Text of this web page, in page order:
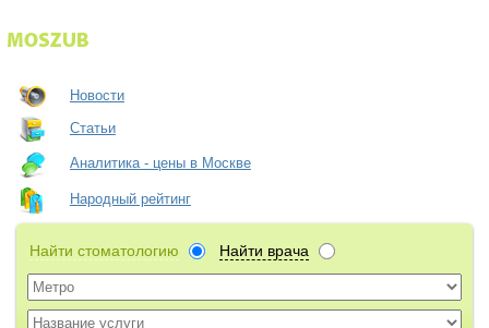
Новости
Статьи
Аналитика - цены в Москве
Народный рейтинг
Найти стоматологию Найти врача